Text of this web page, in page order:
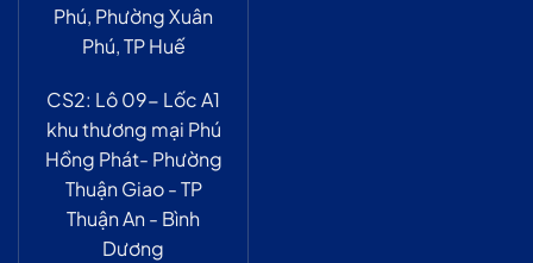
Phú, Phường Xuân
Phú, TP Huế
CS2: Lô 09- Lốc A1
khu thương mại Phú
Hồng Phát- Phường
Thuận Giao - TP
Thuận An - Bình
Dương